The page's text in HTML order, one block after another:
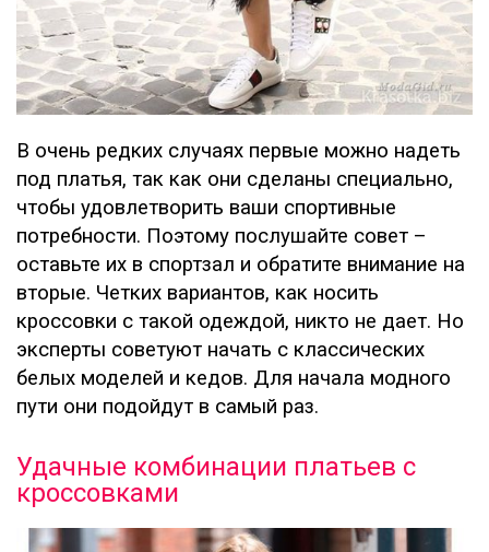
В очень редких случаях первые можно надеть
под платья, так как они сделаны специально,
чтобы удовлетворить ваши спортивные
потребности. Поэтому послушайте совет –
оставьте их в спортзал и обратите внимание на
вторые. Четких вариантов, как носить
кроссовки с такой одеждой, никто не дает. Но
эксперты советуют начать с классических
белых моделей и кедов. Для начала модного
пути они подойдут в самый раз.
Удачные комбинации платьев с
кроссовками